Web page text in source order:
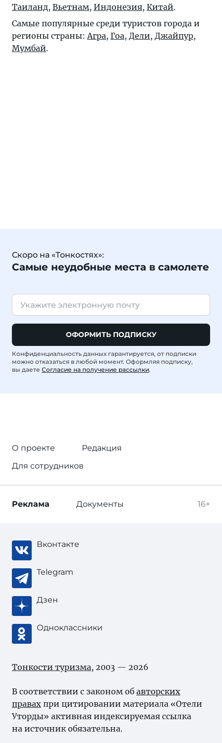
Таиланд, Вьетнам, Индонезия, Китай.
Самые популярные среди туристов города и
регионы страны:Агра, Гоа, Дели, Джайпур,
Мумбай.
Скоро на «Тонкостях»:
Самые неудобные места в самолете
ОФОРМИТЬ ПОДПИСКУ
Конфиденциальность данных гарантируется, от подписки
можно отказаться в любой момент. Оформляя подписку,
вы даете Согласие на получение рассылки.
О проекте
Редакция
Для сотрудников
16+
Реклама Документы
Вконтакте
Telegram
Дзен
Одноклассники
Тонкости туризма, 2003 — 2026
В соответствии с законом об авторских
правах при цитировании материала «Отели
Уторды» активная индексируемая ссылка
на источник обязательна.